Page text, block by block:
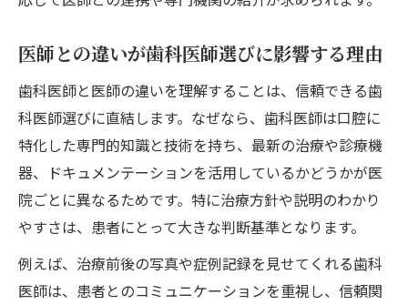
医師との違いが歯科医師選びに影響する理由
歯科医師と医師の違いを理解することは、信頼できる歯
科医師選びに直結します。なぜなら、歯科医師は口腔に
特化した専門的知識と技術を持ち、最新の治療や診療機
器、ドキュメンテーションを活用しているかどうかが医
院ごとに異なるためです。特に治療方針や説明のわかり
やすさは、患者にとって大きな判断基準となります。
例えば、治療前後の写真や症例記録を見せてくれる歯科
医師は、患者とのコミュニケーションを重視し、信頼関